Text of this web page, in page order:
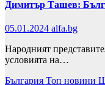
Димитър Ташев:
05.01.2024 alfa.bg
Народният
условията на…
България Топ новини